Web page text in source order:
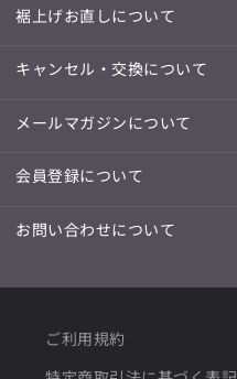
裾上げお直しについて
キャンセル・交換について
メールマガジンについて
会員登録について
お問い合わせについて
ご利用規約